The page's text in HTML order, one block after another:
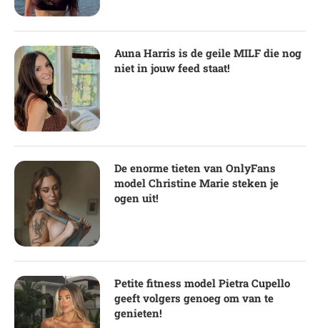
Auna Harris is de geile MILF die nog
niet in jouw feed staat!
De enorme tieten van OnlyFans
model Christine Marie steken je
ogen uit!
Petite fitness model Pietra Cupello
geeft volgers genoeg om van te
genieten!